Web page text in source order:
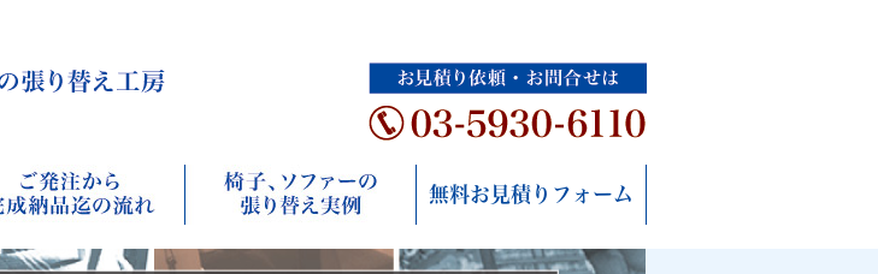
無料お見積りフォーム